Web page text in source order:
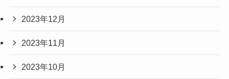
2023年12月
2023年11月
2023年10月